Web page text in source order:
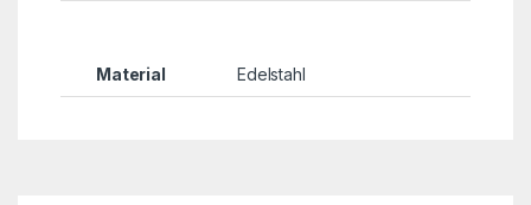
Material Edelstahl